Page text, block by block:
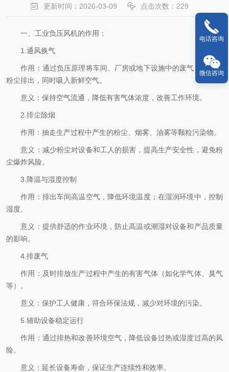
更新时间：2026-03-09 点击次数：229
一、工业负压风机的作用：
1.通风换气
作用：通过负压原理将车间、厂房或地下设施中的废气、热气、
粉尘排出，同时吸入新鲜空气。
意义：保持空气流通，降低有害气体浓度，改善工作环境。
2.排尘除烟
作用：抽走生产过程中产生的粉尘、烟雾、油雾等颗粒污染物。
意义：减少粉尘对设备和工人的损害，提高生产安全性，避免粉
尘爆炸风险。
3.降温与湿度控制
作用：排出车间高温空气，降低环境温度；在湿润环境中，控制
湿度。
意义：提供舒适的作业环境，防止高温或潮湿对设备和产品质量
的影响。
4.排废气
作用：及时排放生产过程中产生的有害气体（如化学气体、臭气
等）。
意义：保护工人健康，符合环保法规，减少对环境的污染。
5.辅助设备稳定运行
作用：通过排热和改善环境空气，降低设备过热或湿度过高的风
险。
意义：延长设备寿命，保证生产连续性和效率。
电话咨询
微信咨询